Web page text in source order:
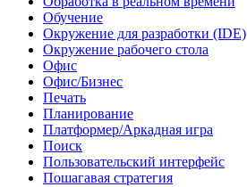
Обучение
Окружение для разработки (IDE)
Окружение рабочего стола
Офис
Офис/Бизнес
Печать
Планирование
Платформер/Аркадная игра
Поиск
Пользовательский интерфейс
Пошагавая стратегия